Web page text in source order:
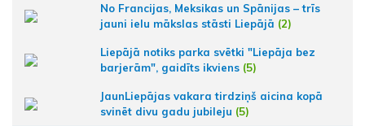
No Francijas, Meksikas un Spānijas – trīs
jauni ielu mākslas stāsti Liepājā (2)
Liepājā notiks parka svētki "Liepāja bez
barjerām", gaidīts ikviens (5)
JaunLiepājas vakara tirdziņš aicina kopā
svinēt divu gadu jubileju (5)